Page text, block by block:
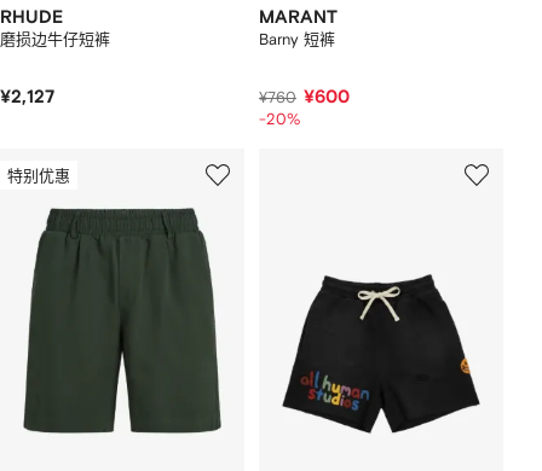
RHUDE
磨损边牛仔短裤
¥2,127
MARANT
Barny 短裤
¥760 ¥600
-20%
特别优惠